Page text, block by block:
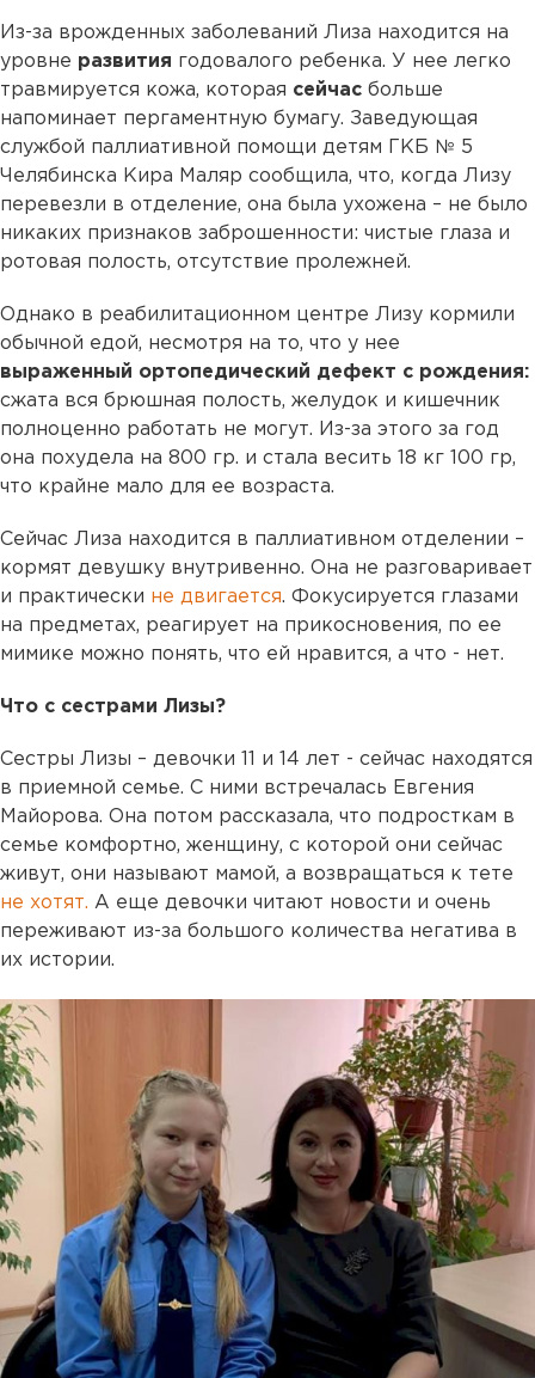
Из-за врожденных заболеваний Лиза находится на
уровне развития годовалого ребенка. У нее легко
травмируется кожа, которая сейчас больше
напоминает пергаментную бумагу. Заведующая
службой паллиативной помощи детям ГКБ № 5
Челябинска Кира Маляр сообщила, что, когда Лизу
перевезли в отделение, она была ухожена – не было
никаких признаков заброшенности: чистые глаза и
ротовая полость, отсутствие пролежней.
Однако в реабилитационном центре Лизу кормили
обычной едой, несмотря на то, что у нее
выраженный ортопедический дефект с рождения:
сжата вся брюшная полость, желудок и кишечник
полноценно работать не могут. Из-за этого за год
она похудела на 800 гр. и стала весить 18 кг 100 гр,
что крайне мало для ее возраста.
Сейчас Лиза находится в паллиативном отделении –
кормят девушку внутривенно. Она не разговаривает
и практически не двигается. Фокусируется глазами
на предметах, реагирует на прикосновения, по ее
мимике можно понять, что ей нравится, а что - нет.
Что с сестрами Лизы?
Сестры Лизы – девочки 11 и 14 лет - сейчас находятся
в приемной семье. С ними встречалась Евгения
Майорова. Она потом рассказала, что подросткам в
семье комфортно, женщину, с которой они сейчас
живут, они называют мамой, а возвращаться к тете
не хотят. А еще девочки читают новости и очень
переживают из-за большого количества негатива в
их истории.